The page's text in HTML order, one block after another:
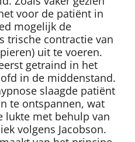
voor de patiënt in
mogelijk de
trische contractie van
uit te voeren.
getraind in het
in de middenstand.
slaagde patiënt
te ontspannen, wat
lukte met behulp van
volgens Jacobson.